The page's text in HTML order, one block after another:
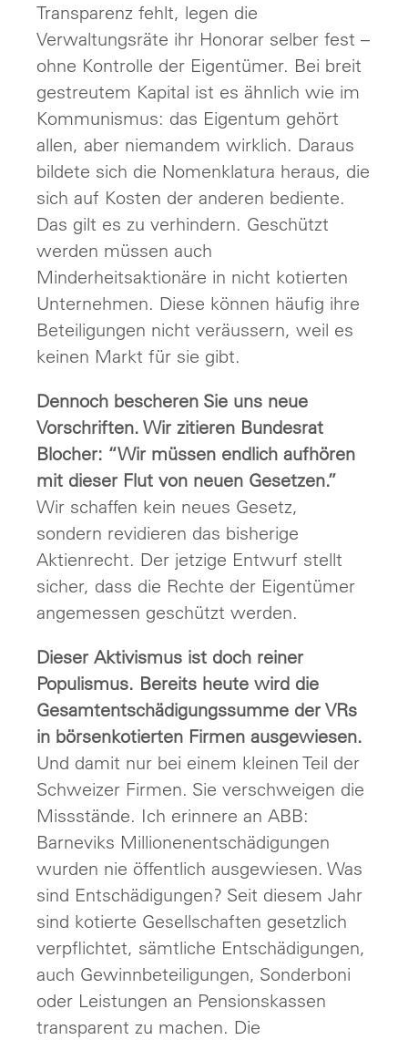
Transparenz fehlt, legen die
Verwaltungsräte ihr Honorar selber fest –
ohne Kontrolle der Eigentümer. Bei breit
gestreutem Kapital ist es ähnlich wie im
Kommunismus: das Eigentum gehört
allen, aber niemandem wirklich. Daraus
bildete sich die Nomenklatura heraus, die
sich auf Kosten der anderen bediente.
Das gilt es zu verhindern. Geschützt
werden müssen auch
Minderheitsaktionäre in nicht kotierten
Unternehmen. Diese können häufig ihre
Beteiligungen nicht veräussern, weil es
keinen Markt für sie gibt.
Dennoch bescheren Sie uns neue
Vorschriften. Wir zitieren Bundesrat
Blocher: “Wir müssen endlich aufhören
mit dieser Flut von neuen Gesetzen.”
Wir schaffen kein neues Gesetz,
sondern revidieren das bisherige
Aktienrecht. Der jetzige Entwurf stellt
sicher, dass die Rechte der Eigentümer
angemessen geschützt werden.
Dieser Aktivismus ist doch reiner
Populismus. Bereits heute wird die
Gesamtentschädigungssumme der VRs
in börsenkotierten Firmen ausgewiesen.
Und damit nur bei einem kleinen Teil der
Schweizer Firmen. Sie verschweigen die
Missstände. Ich erinnere an ABB:
Barneviks Millionenentschädigungen
wurden nie öffentlich ausgewiesen. Was
sind Entschädigungen? Seit diesem Jahr
sind kotierte Gesellschaften gesetzlich
verpflichtet, sämtliche Entschädigungen,
auch Gewinnbeteiligungen, Sonderboni
oder Leistungen an Pensionskassen
transparent zu machen. Die